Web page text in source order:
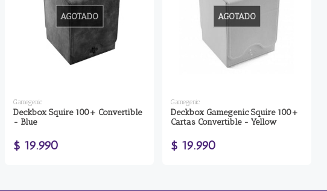
AGOTADO
Gamegenic
Deckbox Squire 100+ Convertible
- Blue
$ 19.990
AGOTADO
Gamegenic
Deckbox Gamegenic Squire 100+
Cartas Convertible - Yellow
$ 19.990